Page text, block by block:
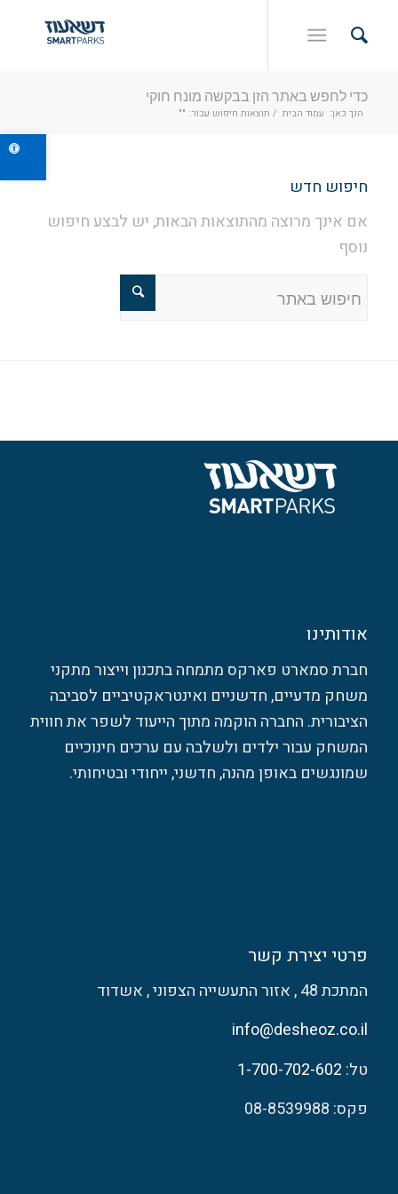
כדי לחפש באתר הזן בבקשה מונח חוקי
הנך כאן: עמוד הבית / תוצאות חיפוש עבור: ""
חיפוש חדש
אם אינך מרוצה מהתוצאות הבאות, יש לבצע חיפוש
נוסף
אודותינו
חברת סמארט פארקס מתמחה בתכנון וייצור מתקני
משחק מדעיים, חדשניים ואינטראקטיביים לסביבה
הציבורית. החברה הוקמה מתוך הייעוד לשפר את חווית
המשחק עבור ילדים ולשלבה עם ערכים חינוכיים
שמונגשים באופן מהנה, חדשני, ייחודי ובטיחותי.
פרטי יצירת קשר
המתכת 48 , אזור התעשייה הצפוני , אשדוד
info@desheoz.co.il
טל: 1-700-702-602
פקס: 08-8539988